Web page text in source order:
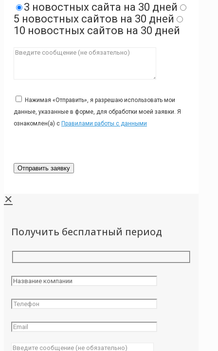
3 новостных сайта на 30 дней
5 новостных сайтов на 30 дней
10 новостных сайтов на 30 дней
Нажимая «Отправить», я разрешаю использовать мои
данные, указанные в форме, для обработки моей заявки. Я
ознакомлен(а) с Правилами работы с данными
✕
Получить бесплатный период